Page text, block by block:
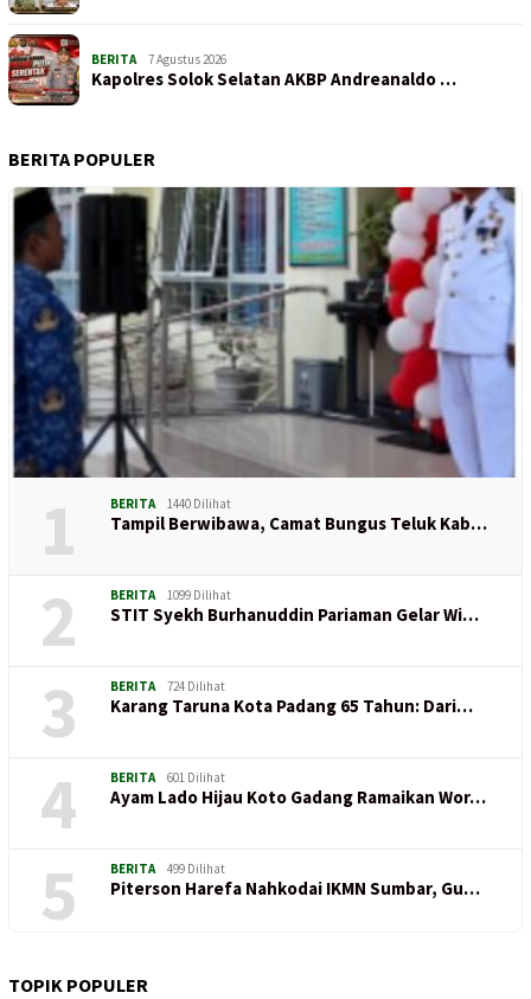
BERITA 7 Agustus 2026
Kapolres Solok Selatan AKBP Andreanaldo …
BERITA POPULER
1 BERITA 1440 Dilihat
Tampil Berwibawa, Camat Bungus Teluk Kab…
2 BERITA 1099 Dilihat
STIT Syekh Burhanuddin Pariaman Gelar Wi…
3 BERITA 724 Dilihat
Karang Taruna Kota Padang 65 Tahun: Dari…
4 BERITA 601 Dilihat
Ayam Lado Hijau Koto Gadang Ramaikan Wor…
5 BERITA 499 Dilihat
Piterson Harefa Nahkodai IKMN Sumbar, Gu…
TOPIK POPULER